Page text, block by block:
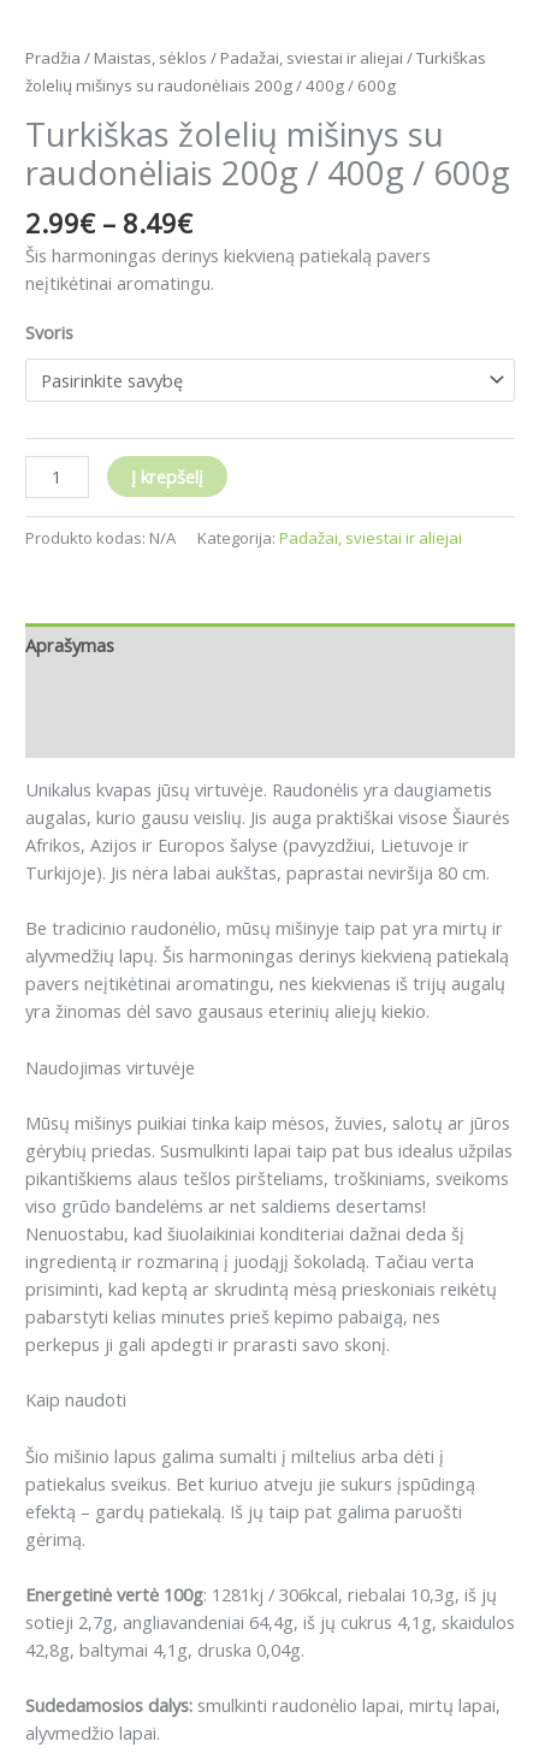
Pradžia / Maistas, sėklos / Padažai, sviestai ir aliejai / Turkiškas
žolelių mišinys su raudonėliais 200g / 400g / 600g
Turkiškas žolelių mišinys su
raudonėliais 200g / 400g / 600g
2.99€ – 8.49€
Šis harmoningas derinys kiekvieną patiekalą pavers
neįtikėtinai aromatingu.
Svoris
Į krepšelį
Produkto kodas: N/A Kategorija: Padažai, sviestai ir aliejai
Aprašymas
Unikalus kvapas jūsų virtuvėje. Raudonėlis yra daugiametis
augalas, kurio gausu veislių. Jis auga praktiškai visose Šiaurės
Afrikos, Azijos ir Europos šalyse (pavyzdžiui, Lietuvoje ir
Turkijoje). Jis nėra labai aukštas, paprastai neviršija 80 cm.
Be tradicinio raudonėlio, mūsų mišinyje taip pat yra mirtų ir
alyvmedžių lapų. Šis harmoningas derinys kiekvieną patiekalą
pavers neįtikėtinai aromatingu, nes kiekvienas iš trijų augalų
yra žinomas dėl savo gausaus eterinių aliejų kiekio.
Naudojimas virtuvėje
Mūsų mišinys puikiai tinka kaip mėsos, žuvies, salotų ar jūros
gėrybių priedas. Susmulkinti lapai taip pat bus idealus užpilas
pikantiškiems alaus tešlos piršteliams, troškiniams, sveikoms
viso grūdo bandelėms ar net saldiems desertams!
Nenuostabu, kad šiuolaikiniai konditeriai dažnai deda šį
ingredientą ir rozmariną į juodąjį šokoladą. Tačiau verta
prisiminti, kad keptą ar skrudintą mėsą prieskoniais reikėtų
pabarstyti kelias minutes prieš kepimo pabaigą, nes
perkepus ji gali apdegti ir prarasti savo skonį.
Kaip naudoti
Šio mišinio lapus galima sumalti į miltelius arba dėti į
patiekalus sveikus. Bet kuriuo atveju jie sukurs įspūdingą
efektą – gardų patiekalą. Iš jų taip pat galima paruošti
gėrimą.
Energetinė vertė 100g: 1281kj / 306kcal, riebalai 10,3g, iš jų
sotieji 2,7g, angliavandeniai 64,4g, iš jų cukrus 4,1g, skaidulos
42,8g, baltymai 4,1g, druska 0,04g.
Sudedamosios dalys: smulkinti raudonėlio lapai, mirtų lapai,
alyvmedžio lapai.